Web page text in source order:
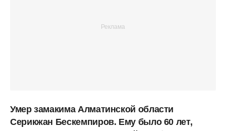
Умер замакима Алматинской области
Серикжан Бескемпиров. Ему было 60 лет,